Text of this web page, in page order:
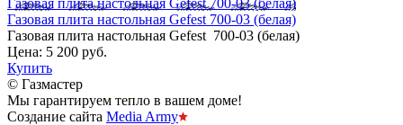
Газовая плита настольная Gefest 700-03 (белая)
Газовая плита настольная Gefest 700-03 (белая)
Цена: 5 200 руб.
Купить
© Газмастер
Мы гарантируем тепло в вашем доме!
Создание сайта Media Army